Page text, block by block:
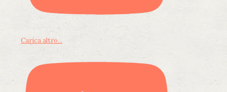
Carica altro...